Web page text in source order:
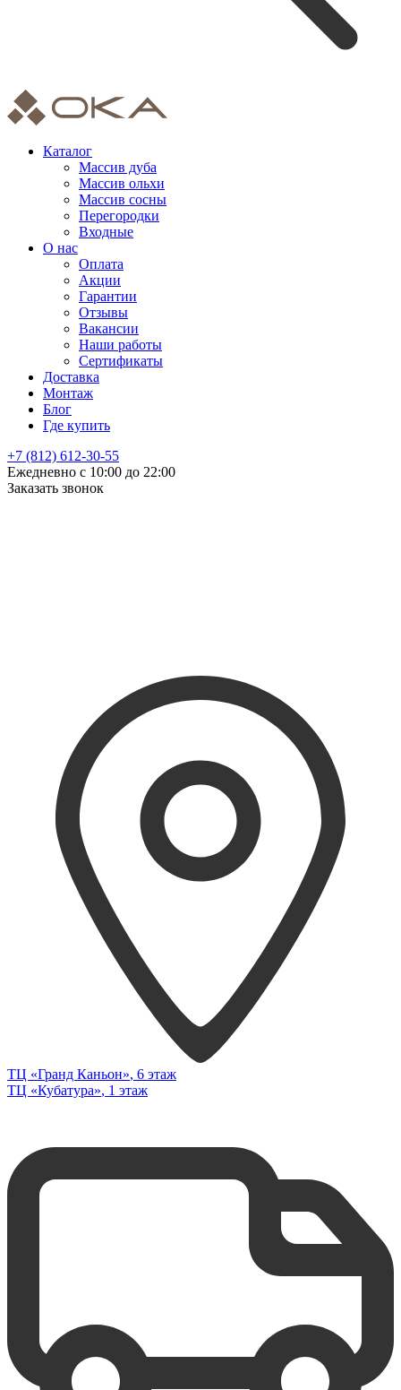
Каталог
Массив дуба
Массив ольхи
Массив сосны
Перегородки
Входные
О нас
Оплата
Акции
Гарантии
Отзывы
Вакансии
Наши работы
Сертификаты
Доставка
Монтаж
Блог
Где купить
+7 (812) 612-30-55
Ежедневно с 10:00 до 22:00
Заказать звонок
ТЦ «Гранд Каньон», 6 этаж
ТЦ «Кубатура», 1 этаж